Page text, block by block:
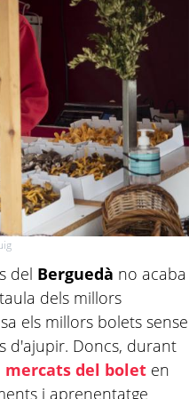
del Berguedà no acaba
dels millors
els millors bolets sense
d'ajupir. Doncs, durant
mercats del bolet en
i aprenentatge